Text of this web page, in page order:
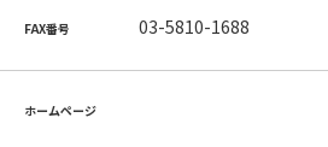
FAX番号 03-5810-1688
ホームページ